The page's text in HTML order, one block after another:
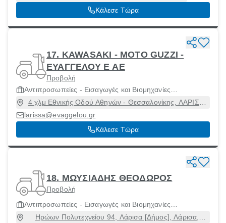
Κάλεσε Τώρα
17. KAWASAKI - MOTO GUZZI -
ΕΥΑΓΓΕΛΟΥ Ε ΑΕ
Προβολή
Αντιπροσωπείες - Εισαγωγές και Βιομηχανίες
Μοτοσικλετών και Μοτοποδηλάτων
4 χλμ Εθνικής Οδού Αθηνών - Θεσσαλονίκης, ΛΑΡΙΣΑ,
Λάρισα [Δήμος], Λάρισα, 41500
larissa@evaggelou.gr
Κάλεσε Τώρα
18. ΜΩΥΣΙΑΔΗΣ ΘΕΟΔΩΡΟΣ
Προβολή
Αντιπροσωπείες - Εισαγωγές και Βιομηχανίες
Μοτοσικλετών και Μοτοποδηλάτων
Ηρώων Πολυτεχνείου 94, Λάρισα [Δήμος], Λάρισα,